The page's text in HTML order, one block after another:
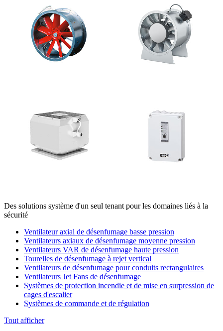
Des solutions système d'un seul tenant pour les domaines liés à la
sécurité
Ventilateur axial de désenfumage basse pression
Ventilateurs axiaux de désenfumage moyenne pression
Ventilateurs VAR de désenfumage haute pression
Tourelles de désenfumage à rejet vertical
Ventilateurs de désenfumage pour conduits rectangulaires
Ventilateurs Jet Fans de désenfumage
Systèmes de protection incendie et de mise en surpression de
cages d'escalier
Systèmes de commande et de régulation
Tout afficher